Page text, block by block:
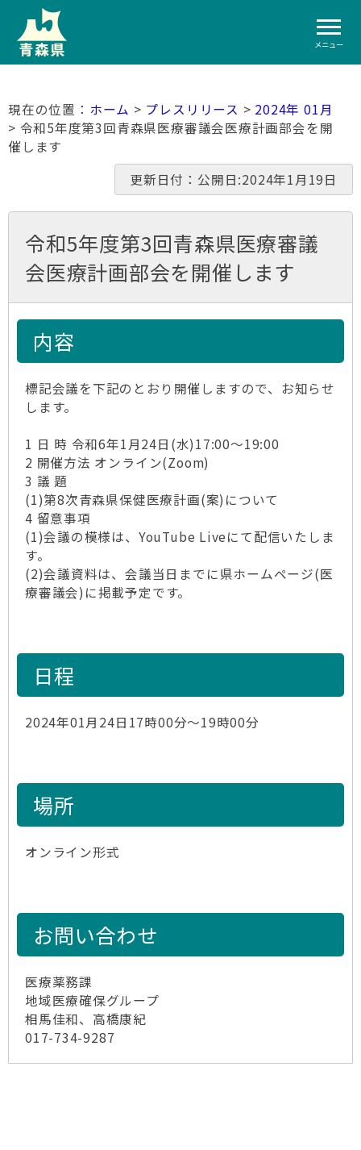
メニュー
ホーム > プレスリリース > 2024年 01月
> 令和5年度第3回青森県医療審議会医療計画部会を開
催します
更新日付：公開日:2024年1月19日
令和5年度第3回青森県医療審議
会医療計画部会を開催します
内容
標記会議を下記のとおり開催しますので、お知らせ
します。
1 日 時 令和6年1月24日(水)17:00～19:00
2 開催方法 オンライン(Zoom)
3 議 題
(1)第8次青森県保健医療計画(案)について
4 留意事項
(1)会議の模様は、YouTube Liveにて配信いたしま
す。
(2)会議資料は、会議当日までに県ホームページ(医
療審議会)に掲載予定です。
日程
2024年01月24日17時00分～19時00分
場所
オンライン形式
お問い合わせ
医療薬務課
地域医療確保グループ
相馬佳和、高橋康紀
017-734-9287